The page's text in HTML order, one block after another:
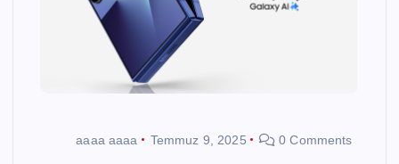
aaaa aaaa Temmuz 9, 2025 0 Comments